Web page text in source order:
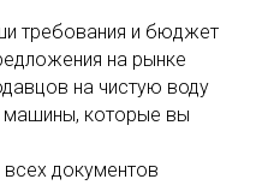
требования и бюджет
на рынке
на чистую воду
машины, которые вы
документов